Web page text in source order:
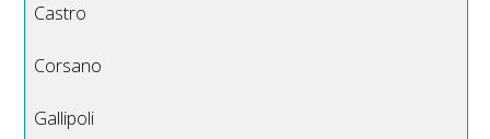
Castro
Corsano
Gallipoli